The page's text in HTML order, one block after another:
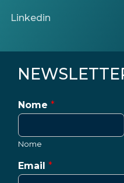
Linkedin
Nome *
Nome
Email *